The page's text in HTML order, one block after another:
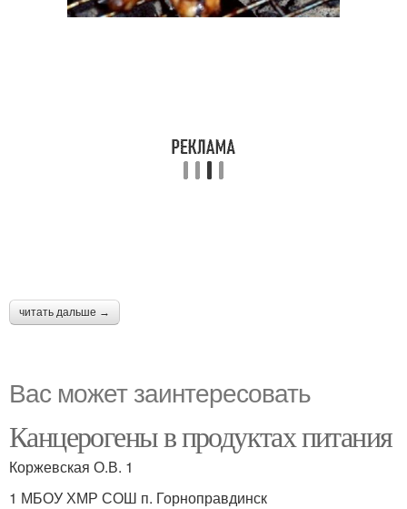
читать дальше →
Вас может заинтересовать
Канцерогены в продуктах питания
Коржевская О.В. 1
1 МБОУ ХМР СОШ п. Горноправдинск